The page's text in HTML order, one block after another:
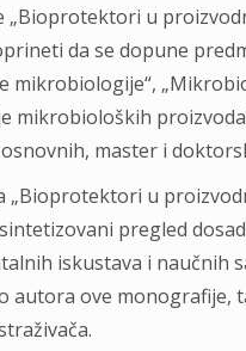
„Bioprotektori u
da se dopune
mikrobiologije“,
mikrobioloških
master i
„Bioprotektori u
pregled
iskustava i naučnih
autora ove monografije,